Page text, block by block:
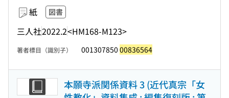
紙 図書
三人社2022.2<HM168-M123>
著者標目（識別子） 001307850 00836564
本願寺派関係資料 3 (近代真宗「女